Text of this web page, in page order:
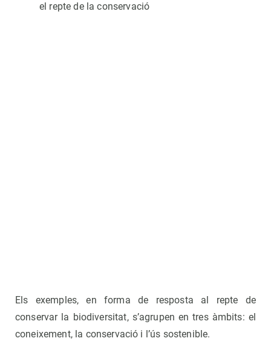
el repte de la conservació
Els exemples, en forma de resposta al repte de
conservar la biodiversitat, s’agrupen en tres àmbits: el
coneixement, la conservació i l’ús sostenible.